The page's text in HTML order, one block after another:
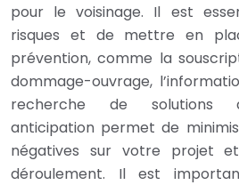
pour le voisinage. Il est
risques et de mettre en
prévention, comme la
dommage-ouvrage,
recherche de solutions
anticipation permet de
négatives sur votre projet
déroulement. Il est